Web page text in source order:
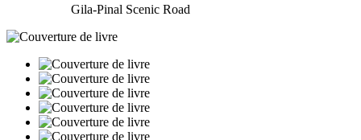
Gila-Pinal Scenic Road